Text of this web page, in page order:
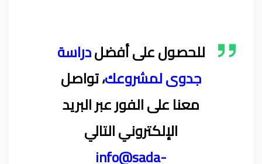
للحصول على أفضلدراسة
جدوى لمشروعك، تواصل
معنا على الفور عبر البريد
الإلكتروني التالي
info@sada-